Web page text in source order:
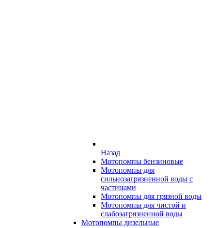
Назад
Мотопомпы бензиновые
Мотопомпы для
сильнозагрязненной воды с
частицами
Мотопомпы для грязной воды
Мотопомпы для чистой и
слабозагрязненной воды
Мотопомпы дизельные